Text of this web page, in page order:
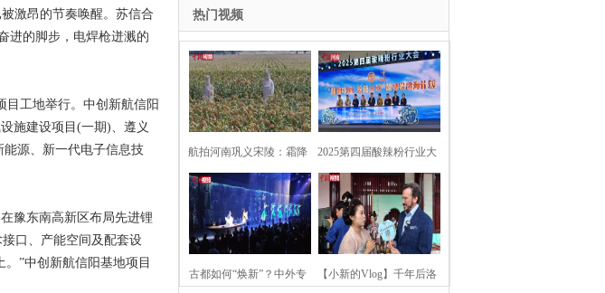
激昂的节奏唤醒。苏信合
进的脚步，电焊枪迸溅的
工地举行。中创新航信阳
施建设项目(一期)、遵义
能源、新一代电子信息技
豫东南高新区布局先进锂
口、产能空间及配套设
”中创新航信阳基地项目
热门视频
航拍河南巩义宋陵：霜降
时节高粱红
2025第四届酸辣粉行业大
会在河南开封举行
古都如何“焕新”？中外专 【小新的Vlog】千年后洛